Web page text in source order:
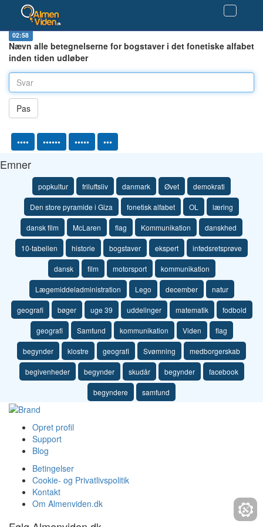
spørgsmål nr. 0
02:57
Nævn alle betegnelserne for bogstaver i det fonetiske alfabet
inden tiden udløber
Pas
•••• •••••• ••••• •••
Emner
popkultur friluftsliv danmark Øvet demokrati
Den store pyramide i Giza fonetisk alfabet OL læring
dansk film McLaren flag Kommunikation danskhed
10-tabellen historie bogstaver ekspert infødsretsprøve
dansk film motorsport kommunikation
Lægemiddeladministration Lego december natur
geografi bøger uge 39 uddelinger matematik fodbold
geografi Samfund kommunikation Viden flag
begynder klostre geografi Svømning medborgerskab
begivenheder begynder skudår begynder facebook
begyndere samfund
Opret profil
Support
Blog
Betingelser
Cookie- og Privatlivspolitik
Kontakt
Om Almenviden.dk